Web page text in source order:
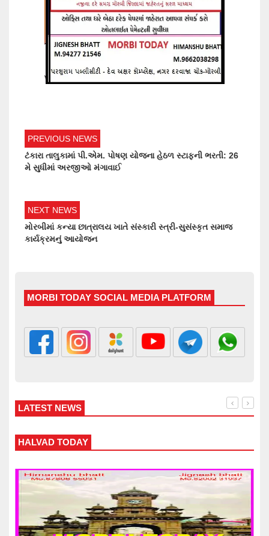
PREVIOUS NEWS
ટંકારા તાલુકામાં પી.એમ. પોષણ યોજના હેઠળ સ્ટાફની ભરતી: 26
મે સુધીમાં અરજીઓ મંગાવાઈ
NEXT NEWS
મોરબીમાં કન્યા છાત્રાલય ખાતે સંસ્કારી સ્ત્રી-સુસંસ્કૃત સમાજ
કાર્યક્રમનું આયોજન
MORBI TODAY SOCIAL MEDIA PLATFORM
LATEST NEWS